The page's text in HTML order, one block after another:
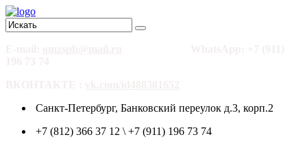
Санкт-Петербург, Банковский переулок д.3, корп.2
+7 (812) 366 37 12 \ +7 (911) 196 73 74